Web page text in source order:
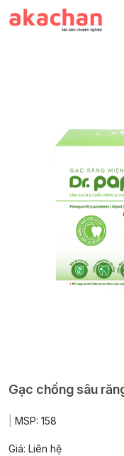
Gạc chống sâu
MSP: 158
Giá: Liên hệ